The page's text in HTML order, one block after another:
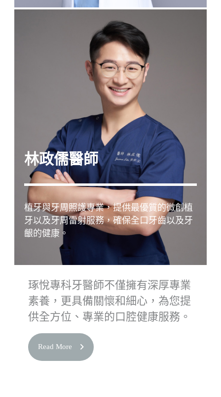
林政儒醫師
植牙與牙周照護專業，提供最優質的微創植
牙以及牙周雷射服務，確保全口牙齒以及牙
齦的健康。
琢悅專科牙醫師不僅擁有深厚專業
素養，更具備關懷和細心，為您提
供全方位、專業的口腔健康服務。
Read More